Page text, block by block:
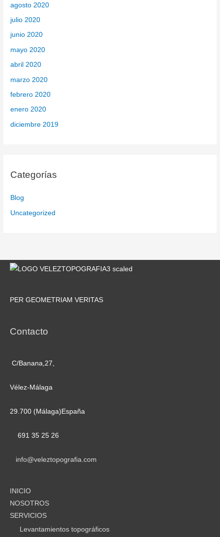
agosto 2020
julio 2020
junio 2020
mayo 2020
abril 2020
marzo 2020
febrero 2020
enero 2020
diciembre 2019
Categorías
Blog
Uncategorized
PER GEOMETRIAM VERITAS
Contacto
C/Banana,27,
Vélez-Málaga
29.700 (Málaga)España
691 35 25 26
info@veleztopografia.com
INICIO
NOSOTROS
SERVICIOS
Levantamientos topográficos